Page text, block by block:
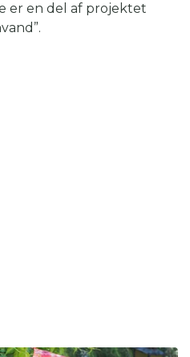
er en del af projektet